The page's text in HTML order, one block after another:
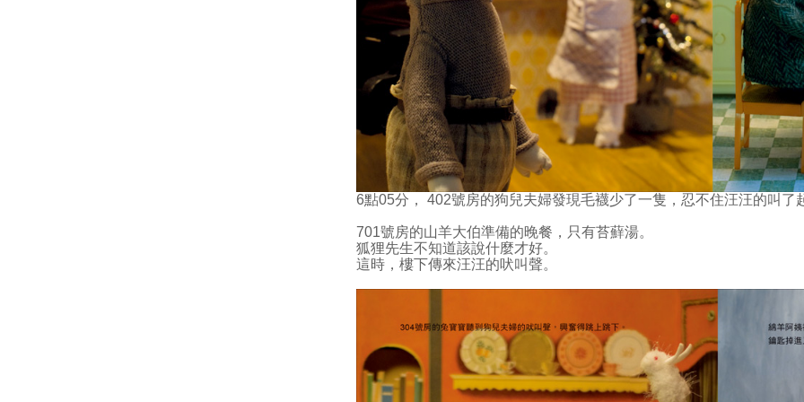
6點05分， 402號房的狗兒夫婦發現毛襪少了一隻，忍不住汪汪的叫了
701號房的山羊大伯準備的晚餐，只有苔蘚湯。
狐狸先生不知道該說什麼才好。
這時，樓下傳來汪汪的吠叫聲。